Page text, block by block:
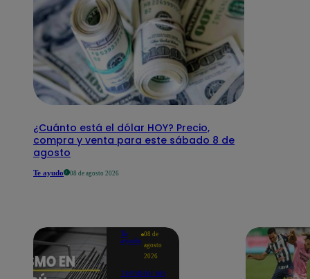
¿Cuánto está el dólar HOY? Precio,
compra y venta para este sábado 8 de
agosto
Te ayudo 08 de agosto 2026
Te
ayudo
08 de
agosto
2026
Temblor en